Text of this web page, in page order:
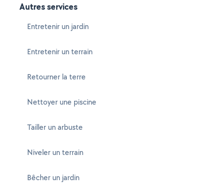
Autres services
Entretenir un jardin
Entretenir un terrain
Retourner la terre
Nettoyer une piscine
Tailler un arbuste
Niveler un terrain
Bêcher un jardin